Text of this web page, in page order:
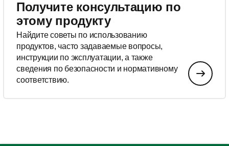
Получите консультацию по
этому продукту
Найдите советы по использованию
продуктов, часто задаваемые вопросы,
инструкции по эксплуатации, а также
сведения по безопасности и нормативному
соответствию.